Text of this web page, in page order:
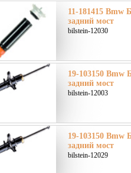
11-181415 Bmw
задний мост
bilstein-12030
19-103150 Bmw
задний мост
bilstein-12003
19-103150 Bmw
задний мост
bilstein-12029